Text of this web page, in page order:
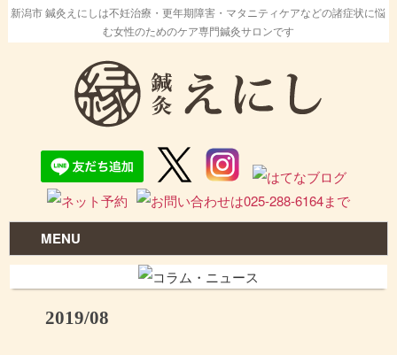
新潟市 鍼灸えにしは不妊治療・更年期障害・マタニティケアなどの諸症状に悩
む女性のためのケア専門鍼灸サロンです
MENU
2019/08